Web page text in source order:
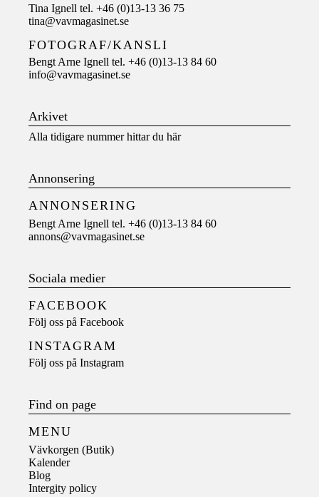
Tina Ignell tel. +46 (0)13-13 36 75
tina@vavmagasinet.se
FOTOGRAF/KANSLI
Bengt Arne Ignell tel. +46 (0)13-13 84 60
info@vavmagasinet.se
Arkivet
Alla tidigare nummer hittar du här
Annonsering
ANNONSERING
Bengt Arne Ignell tel. +46 (0)13-13 84 60
annons@vavmagasinet.se
Sociala medier
FACEBOOK
Följ oss på Facebook
INSTAGRAM
Följ oss på Instagram
Find on page
MENU
Vävkorgen (Butik)
Kalender
Blog
Intergity policy